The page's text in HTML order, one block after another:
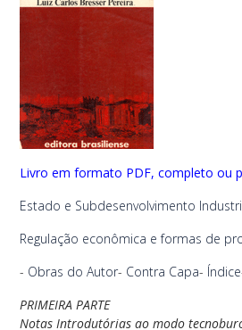
Livro em formato PDF, completo ou
Estado e Subdesenvolvimento
Regulação econômica e formas de
- Obras do Autor- Contra Capa- Índice
PRIMEIRA PARTE
Notas Introdutórias ao modo